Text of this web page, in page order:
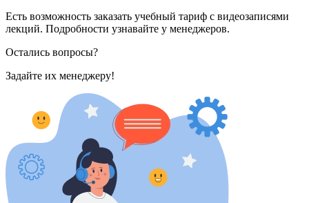
Есть возможность заказать учебный тариф с видеозаписями
лекций. Подробности узнавайте у менеджеров.
Остались вопросы?
Задайте их менеджеру!